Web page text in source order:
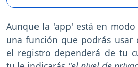
Aunque la 'app' está en
una función que podrás
el registro dependerá de tu